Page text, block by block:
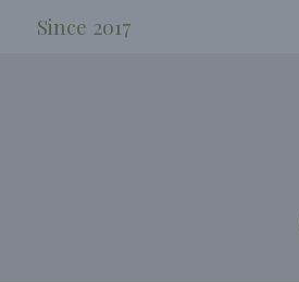
Since 2017